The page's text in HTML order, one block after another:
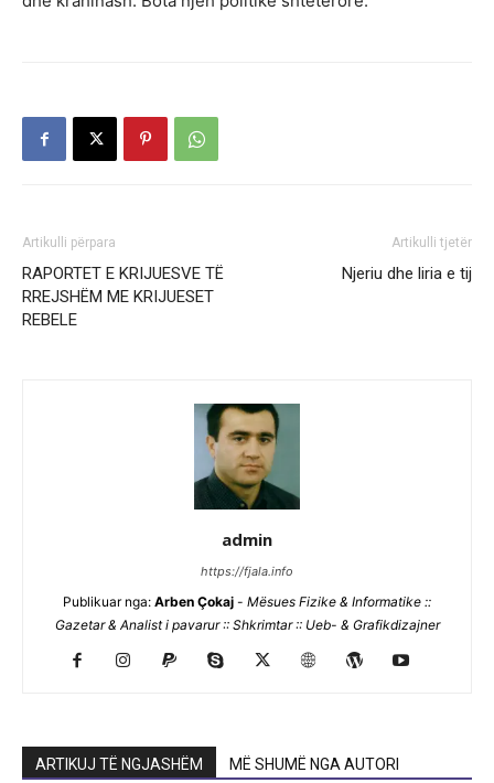
Artikulli përpara
RAPORTET E KRIJUESVE TË
RREJSHËM ME KRIJUESET
REBELE
Artikulli tjetër
Njeriu dhe liria e tij
admin
https://fjala.info
Publikuar nga: Arben Çokaj - Mësues Fizike & Informatike ::
Gazetar & Analist i pavarur :: Shkrimtar :: Ueb- & Grafikdizajner
ARTIKUJ TË NGJASHËM MË SHUMË NGA AUTORI